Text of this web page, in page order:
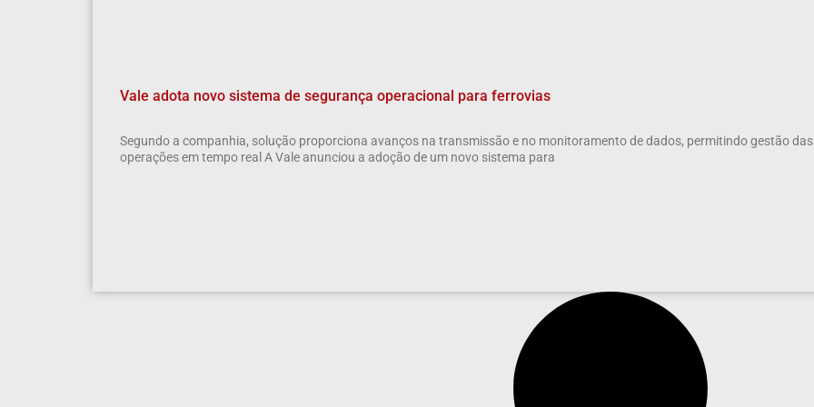
Vale adota novo sistema de segurança operacional para ferrovias
Segundo a companhia, solução proporciona avanços na transmissão e no monitoramento de dados, permitindo gestão das
operações em tempo real A Vale anunciou a adoção de um novo sistema para